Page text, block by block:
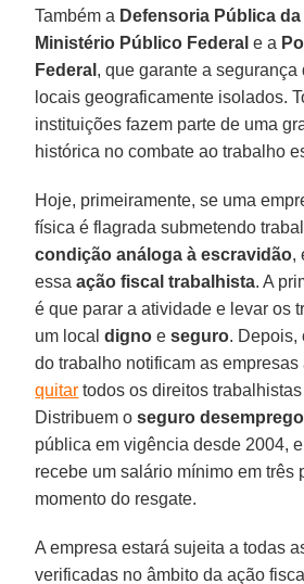
Também a Defensoria Pública
Ministério Público Federal e a
Federal , que garante a segurança
locais geograficamente isolados.
instituições fazem parte de uma
histórica no combate ao trabalho
Hoje, primeiramente, se uma
física é flagrada submetendo
condição análoga à escravidão,
essaação fiscal trabalhista. A
é que parar a atividade e levar os
um localdigno eseguro. Depois,
do trabalho notificam as empresas
quitar todos os direitos
Distribuem oseguro desemprego
pública em vigência desde 2004,
recebe um salário mínimo em três
momento do resgate.
A empresa estará sujeita a todas
verificadas no âmbito da ação